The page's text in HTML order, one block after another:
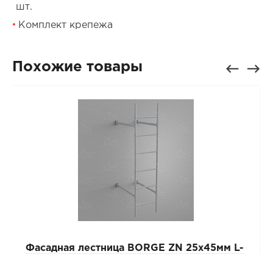
шт.
Комплект крепежа
Похожие товары
Фасадная лестница BORGE ZN 25x45мм L-